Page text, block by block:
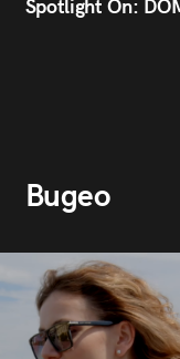
Spotlight On:
Видео